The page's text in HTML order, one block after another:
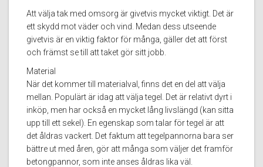
Att välja tak med omsorg är givetvis mycket viktigt. Det är
ett skydd mot väder och vind. Medan dess utseende
givetvis är en viktig faktor för många, gäller det att först
och främst se till att taket gör sitt jobb.
Material
När det kommer till materialval, finns det en del att välja
mellan. Populärt är idag att välja tegel. Det är relativt dyrt i
inköp, men har också en mycket lång livslängd (kan sitta
upp till ett sekel). En egenskap som talar för tegel är att
det åldras vackert. Det faktum att tegelpannorna bara ser
bättre ut med åren, gör att många som väljer det framför
betongpannor, som inte anses åldras lika väl.